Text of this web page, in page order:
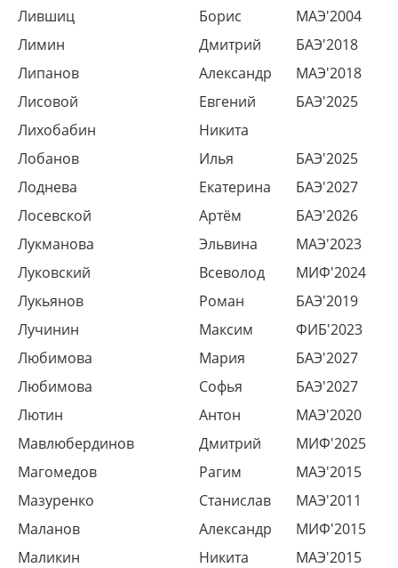
Лившиц
Борис
МАЭ'2004
Лимин
Дмитрий
БАЭ'2018
Липанов
Александр
МАЭ'2018
Лисовой
Евгений
БАЭ'2025
Лихобабин
Никита
Лобанов
Илья
БАЭ'2025
Лоднева
Екатерина
БАЭ'2027
Лосевской
Артём
БАЭ'2026
Лукманова
Эльвина
МАЭ'2023
Луковский
Всеволод
МИФ'2024
Лукьянов
Роман
БАЭ'2019
Лучинин
Максим
ФИБ'2023
Любимова
Мария
БАЭ'2027
Любимова
Софья
БАЭ'2027
Лютин
Антон
МАЭ'2020
Мавлюбердинов
Дмитрий
МИФ'2025
Магомедов
Рагим
МАЭ'2015
Мазуренко
Станислав
МАЭ'2011
Маланов
Александр
МИФ'2015
Маликин
Никита
МАЭ'2015